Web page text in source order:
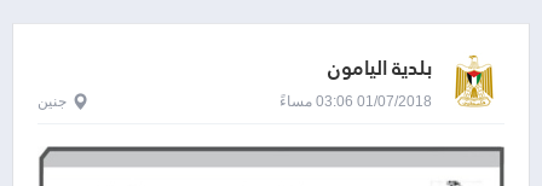
بلدية اليامون
01/07/2018 03:06 مساءً جنين